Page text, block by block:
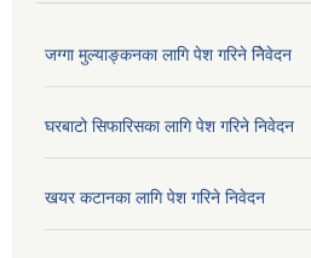
जग्गा मुल्याङ्कनका लागि पेश गरिने निेवेदन
घरबाटो सिफारिसका लागि पेश गरिने निवेदन
खयर कटानका लागि पेश गरिने निवेदन